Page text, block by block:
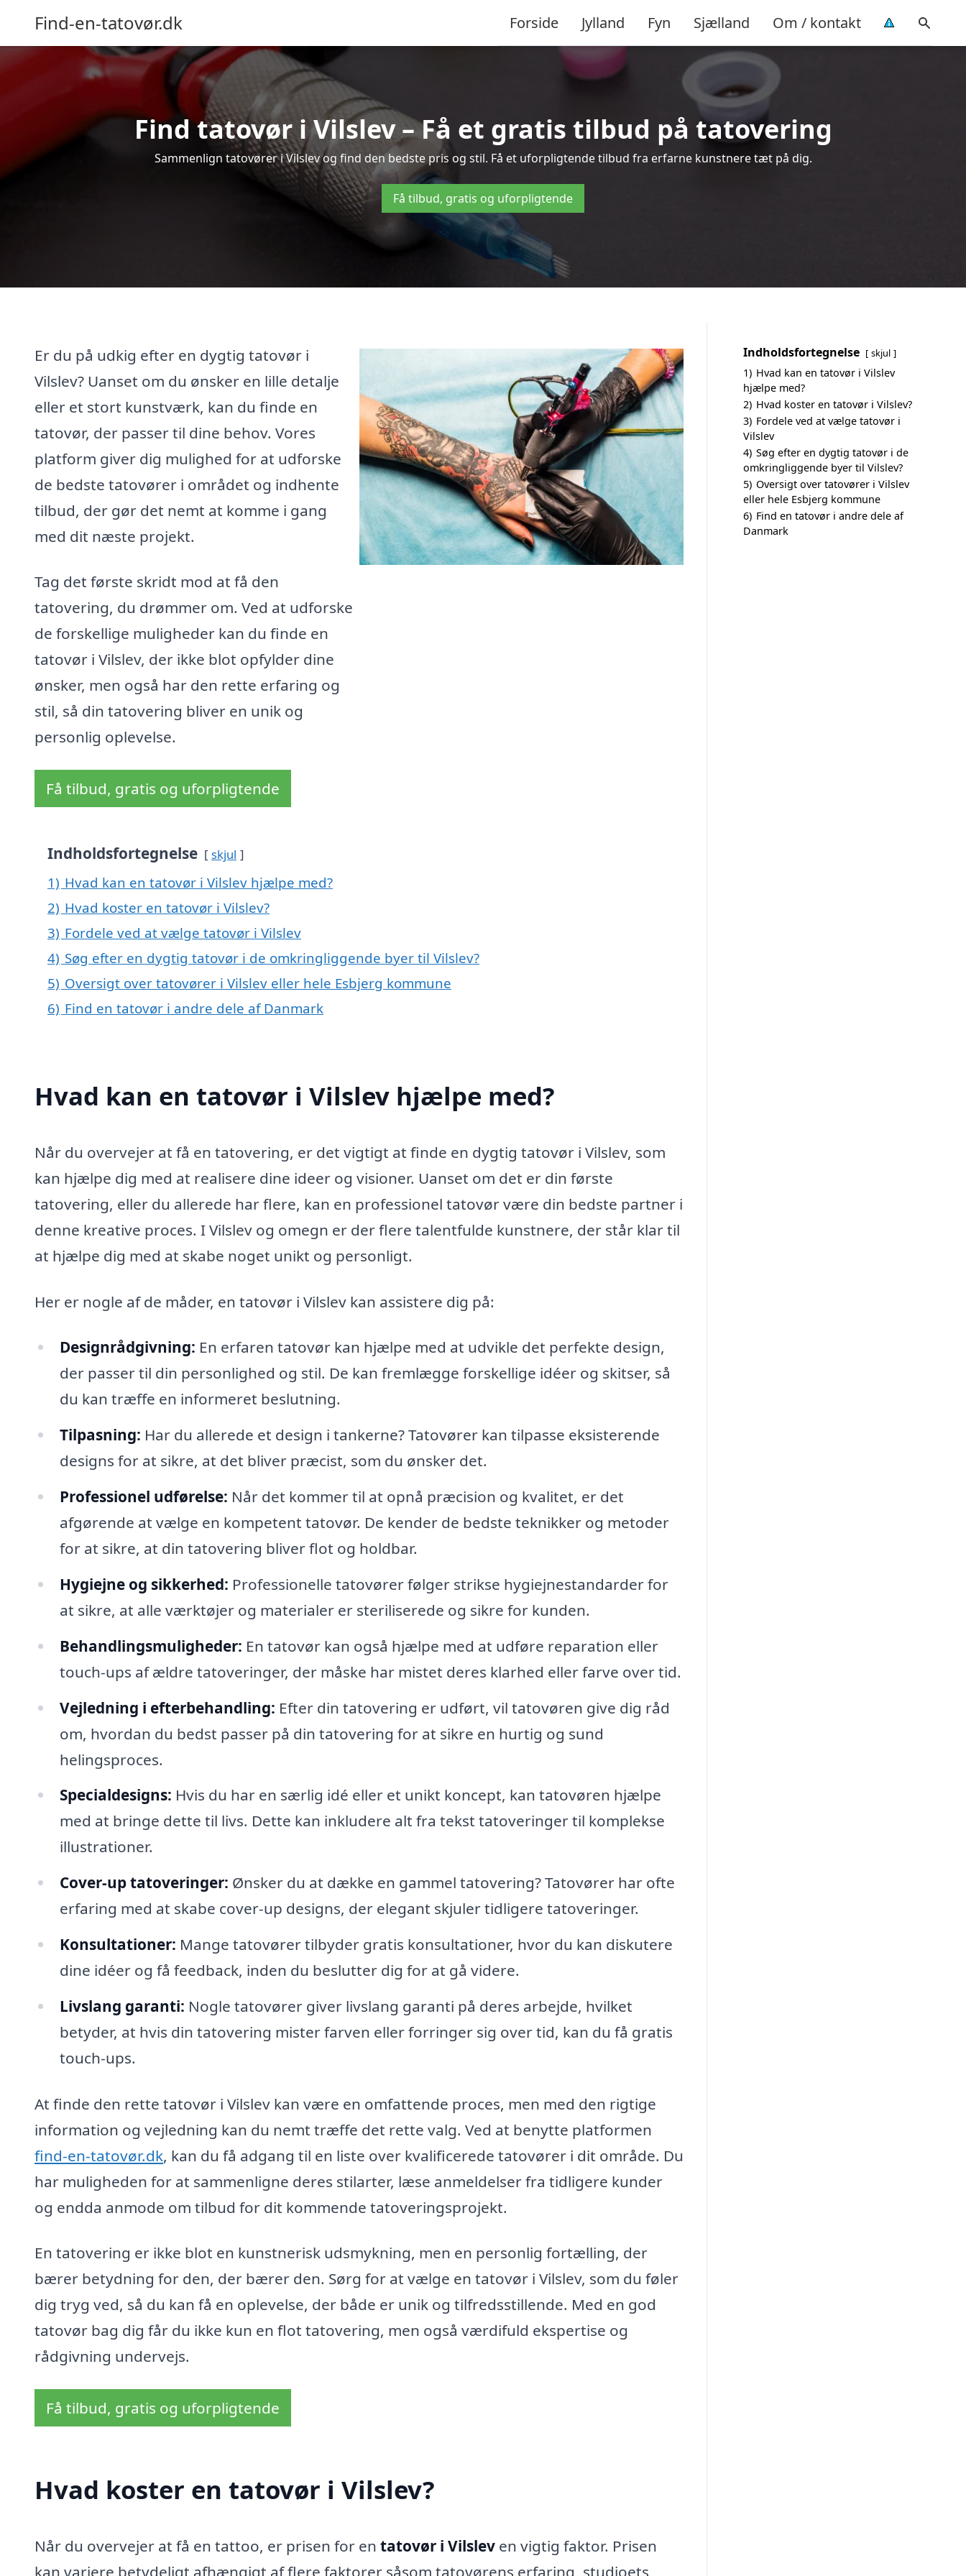
Find-en-tatovør.dk Forside Jylland Fyn Sjælland Om / kontakt
Find tatovør i Vilslev – Få et gratis tilbud på tatovering
Sammenlign tatovører i Vilslev og find den bedste pris og stil. Få et uforpligtende tilbud fra erfarne kunstnere tæt på dig.
Få tilbud, gratis og uforpligtende
Er du på udkig efter en dygtig tatovør i
Vilslev? Uanset om du ønsker en lille detalje
eller et stort kunstværk, kan du finde en
tatovør, der passer til dine behov. Vores
platform giver dig mulighed for at udforske
de bedste tatovører i området og indhente
tilbud, der gør det nemt at komme i gang
med dit næste projekt.
Tag det første skridt mod at få den
tatovering, du drømmer om. Ved at udforske
de forskellige muligheder kan du finde en
tatovør i Vilslev, der ikke blot opfylder dine
ønsker, men også har den rette erfaring og
stil, så din tatovering bliver en unik og
personlig oplevelse.
Få tilbud, gratis og uforpligtende
Indholdsfortegnelse skjul
1) Hvad kan en tatovør i Vilslev hjælpe med?
2) Hvad koster en tatovør i Vilslev?
3) Fordele ved at vælge tatovør i Vilslev
4) Søg efter en dygtig tatovør i de omkringliggende byer til Vilslev?
5) Oversigt over tatovører i Vilslev eller hele Esbjerg kommune
6) Find en tatovør i andre dele af Danmark
Hvad kan en tatovør i Vilslev hjælpe med?
Når du overvejer at få en tatovering, er det vigtigt at finde en dygtig tatovør i Vilslev, som
kan hjælpe dig med at realisere dine ideer og visioner. Uanset om det er din første
tatovering, eller du allerede har flere, kan en professionel tatovør være din bedste partner i
denne kreative proces. I Vilslev og omegn er der flere talentfulde kunstnere, der står klar til
at hjælpe dig med at skabe noget unikt og personligt.
Her er nogle af de måder, en tatovør i Vilslev kan assistere dig på:
Designrådgivning: En erfaren tatovør kan hjælpe med at udvikle det perfekte design,
der passer til din personlighed og stil. De kan fremlægge forskellige idéer og skitser, så
du kan træffe en informeret beslutning.
Tilpasning: Har du allerede et design i tankerne? Tatovører kan tilpasse eksisterende
designs for at sikre, at det bliver præcist, som du ønsker det.
Professionel udførelse: Når det kommer til at opnå præcision og kvalitet, er det
afgørende at vælge en kompetent tatovør. De kender de bedste teknikker og metoder
for at sikre, at din tatovering bliver flot og holdbar.
Hygiejne og sikkerhed: Professionelle tatovører følger strikse hygiejnestandarder for
at sikre, at alle værktøjer og materialer er steriliserede og sikre for kunden.
Behandlingsmuligheder: En tatovør kan også hjælpe med at udføre reparation eller
touch-ups af ældre tatoveringer, der måske har mistet deres klarhed eller farve over tid.
Vejledning i efterbehandling: Efter din tatovering er udført, vil tatovøren give dig råd
om, hvordan du bedst passer på din tatovering for at sikre en hurtig og sund
helingsproces.
Specialdesigns: Hvis du har en særlig idé eller et unikt koncept, kan tatovøren hjælpe
med at bringe dette til livs. Dette kan inkludere alt fra tekst tatoveringer til komplekse
illustrationer.
Cover-up tatoveringer: Ønsker du at dække en gammel tatovering? Tatovører har ofte
erfaring med at skabe cover-up designs, der elegant skjuler tidligere tatoveringer.
Konsultationer: Mange tatovører tilbyder gratis konsultationer, hvor du kan diskutere
dine idéer og få feedback, inden du beslutter dig for at gå videre.
Livslang garanti: Nogle tatovører giver livslang garanti på deres arbejde, hvilket
betyder, at hvis din tatovering mister farven eller forringer sig over tid, kan du få gratis
touch-ups.
At finde den rette tatovør i Vilslev kan være en omfattende proces, men med den rigtige
information og vejledning kan du nemt træffe det rette valg. Ved at benytte platformen
find-en-tatovør.dk, kan du få adgang til en liste over kvalificerede tatovører i dit område. Du
har muligheden for at sammenligne deres stilarter, læse anmeldelser fra tidligere kunder
og endda anmode om tilbud for dit kommende tatoveringsprojekt.
En tatovering er ikke blot en kunstnerisk udsmykning, men en personlig fortælling, der
bærer betydning for den, der bærer den. Sørg for at vælge en tatovør i Vilslev, som du føler
dig tryg ved, så du kan få en oplevelse, der både er unik og tilfredsstillende. Med en god
tatovør bag dig får du ikke kun en flot tatovering, men også værdifuld ekspertise og
rådgivning undervejs.
Få tilbud, gratis og uforpligtende
Hvad koster en tatovør i Vilslev?
Når du overvejer at få en tattoo, er prisen for en tatovør i Vilslev en vigtig faktor. Prisen
kan variere betydeligt afhængigt af flere faktorer såsom tatovørens erfaring, studioets
Indholdsfortegnelse skjul
1) Hvad kan en tatovør i Vilslev
hjælpe med?
2) Hvad koster en tatovør i Vilslev?
3) Fordele ved at vælge tatovør i
Vilslev
4) Søg efter en dygtig tatovør i de
omkringliggende byer til Vilslev?
5) Oversigt over tatovører i Vilslev
eller hele Esbjerg kommune
6) Find en tatovør i andre dele af
Danmark